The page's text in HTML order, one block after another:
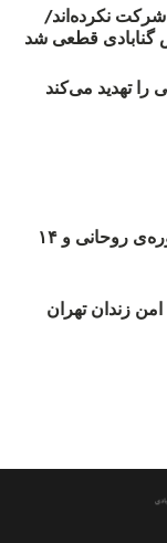
شرکت نکرده‌اند/
تهدید می‌کند
روند اعدام‌ها در ماه‌های مختلف ۲۰۱۸، دوره‌ی روحانی و ۱۴
زندان تهران